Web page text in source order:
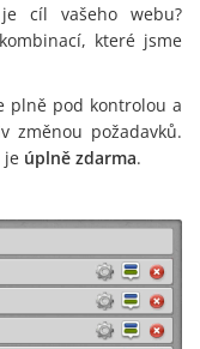
cíl vašeho webu?
které jsme
plně pod kontrolou a
změnou požadavků.
je úplně zdarma.